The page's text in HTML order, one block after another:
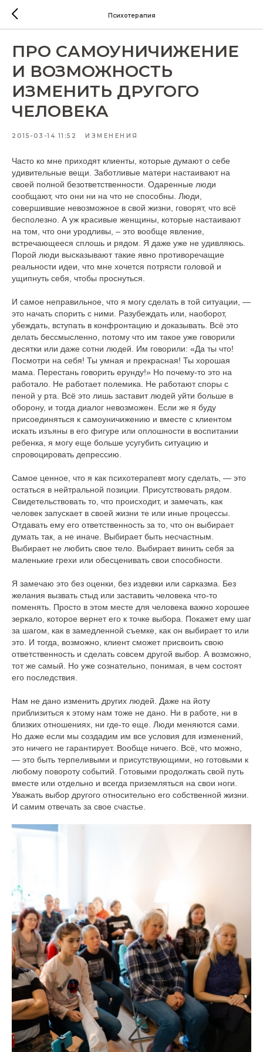
Психотерапия
ПРО САМОУНИЧИЖЕНИЕ
И ВОЗМОЖНОСТЬ
ИЗМЕНИТЬ ДРУГОГО
ЧЕЛОВЕКА
2015-03-14 11:52 ИЗМЕНЕНИЯ
Часто ко мне приходят клиенты, которые думают о себе
удивительные вещи. Заботливые матери настаивают на
своей полной безответственности. Одаренные люди
сообщают, что они ни на что не способны. Люди,
совершившие невозможное в свой жизни, говорят, что всё
бесполезно. А уж красивые женщины, которые настаивают
на том, что они уродливы, – это вообще явление,
встречающееся сплошь и рядом. Я даже уже не удивляюсь.
Порой люди высказывают такие явно противоречащие
реальности идеи, что мне хочется потрясти головой и
ущипнуть себя, чтобы проснуться.
И самое неправильное, что я могу сделать в той ситуации, —
это начать спорить с ними. Разубеждать или, наоборот,
убеждать, вступать в конфронтацию и доказывать. Всё это
делать бессмысленно, потому что им такое уже говорили
десятки или даже сотни людей. Им говорили: «Да ты что!
Посмотри на себя! Ты умная и прекрасная! Ты хорошая
мама. Перестань говорить ерунду!» Но почему-то это на
работало. Не работает полемика. Не работают споры с
пеной у рта. Всё это лишь заставит людей уйти больше в
оборону, и тогда диалог невозможен. Если же я буду
присоединяться к самоуничижению и вместе с клиентом
искать изъяны в его фигуре или оплошности в воспитании
ребенка, я могу еще больше усугубить ситуацию и
спровоцировать депрессию.
Самое ценное, что я как психотерапевт могу сделать, — это
остаться в нейтральной позиции. Присутствовать рядом.
Свидетельствовать то, что происходит, и замечать, как
человек запускает в своей жизни те или иные процессы.
Отдавать ему его ответственность за то, что он выбирает
думать так, а не иначе. Выбирает быть несчастным.
Выбирает не любить свое тело. Выбирает винить себя за
маленькие грехи или обесценивать свои способности.
Я замечаю это без оценки, без издевки или сарказма. Без
желания вызвать стыд или заставить человека что-то
поменять. Просто в этом месте для человека важно хорошее
зеркало, которое вернет его к точке выбора. Покажет ему шаг
за шагом, как в замедленной съемке, как он выбирает то или
это. И тогда, возможно, клиент сможет присвоить свою
ответственность и сделать совсем другой выбор. А возможно,
тот же самый. Но уже сознательно, понимая, в чем состоят
его последствия.
Нам не дано изменить других людей. Даже на йоту
приблизиться к этому нам тоже не дано. Ни в работе, ни в
близких отношениях, ни где-то еще. Люди меняются сами.
Но даже если мы создадим им все условия для изменений,
это ничего не гарантирует. Вообще ничего. Всё, что можно,
— это быть терпеливыми и присутствующими, но готовыми к
любому повороту событий. Готовыми продолжать свой путь
вместе или отдельно и всегда приземляться на свои ноги.
Уважать выбор другого относительно его собственной жизни.
И самим отвечать за свое счастье.